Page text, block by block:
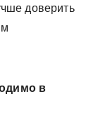
доверить
в